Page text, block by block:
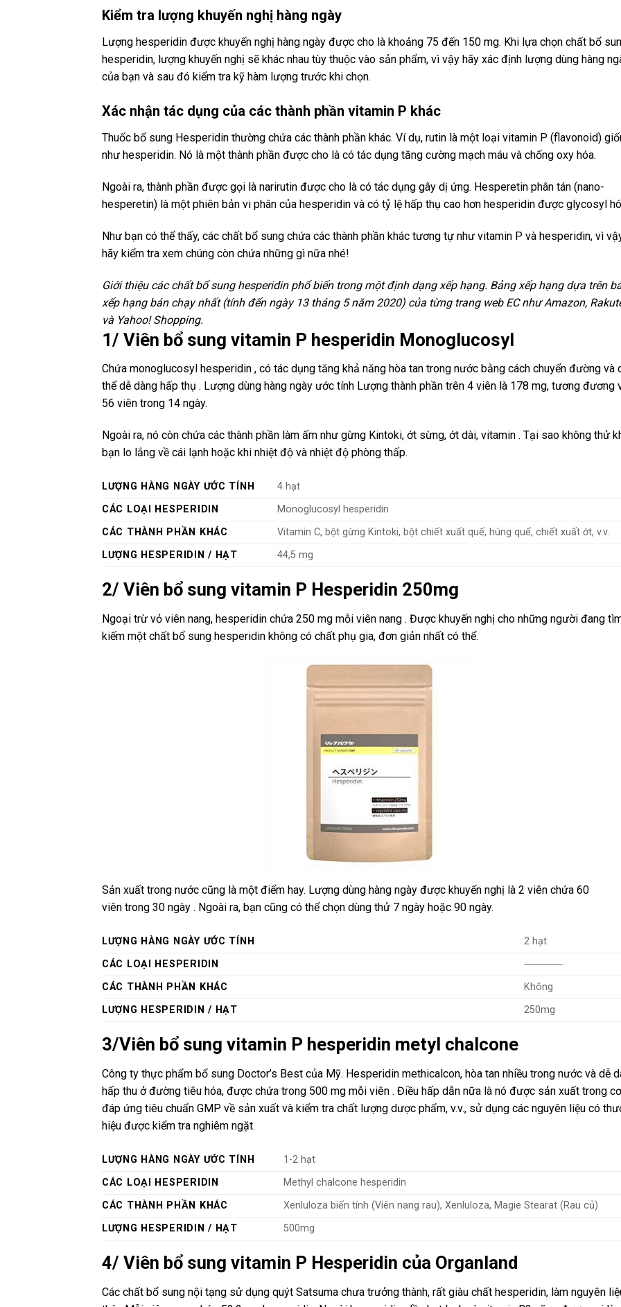
Kiểm tra lượng khuyến nghị hàng ngày
Lượng hesperidin được khuyến nghị hàng ngày được cho là khoảng 75 đến 150 mg. Khi lựa chọn chất bổ
hesperidin, lượng khuyến nghị sẽ khác nhau tùy thuộc vào sản phẩm, vì vậy hãy xác định lượng dùng hàng
của bạn và sau đó kiểm tra kỹ hàm lượng trước khi chọn.
Xác nhận tác dụng của các thành phần vitamin P khác
Thuốc bổ sung Hesperidin thường chứa các thành phần khác. Ví dụ, rutin là một loại vitamin P (flavonoid)
như hesperidin. Nó là một thành phần được cho là có tác dụng tăng cường mạch máu và chống oxy hóa.
Ngoài ra, thành phần được gọi là narirutin được cho là có tác dụng gây dị ứng. Hesperetin phân tán (nano-
hesperetin) là một phiên bản vi phân của hesperidin và có tỷ lệ hấp thụ cao hơn hesperidin được glycosyl
Như bạn có thể thấy, các chất bổ sung chứa các thành phần khác tương tự như vitamin P và hesperidin, vì
hãy kiểm tra xem chúng còn chứa những gì nữa nhé!
Giới thiệu các chất bổ sung hesperidin phổ biến trong một định dạng xếp hạng. Bảng xếp hạng dựa trên
xếp hạng bán chạy nhất (tính đến ngày 13 tháng 5 năm 2020) của từng trang web EC như Amazon,
và Yahoo! Shopping.
1/ Viên bổ sung vitamin P hesperidin Monoglucosyl
Chứa monoglucosyl hesperidin , có tác dụng tăng khả năng hòa tan trong nước bằng cách chuyển đường và
thể dễ dàng hấp thụ . Lượng dùng hàng ngày ước tính Lượng thành phần trên 4 viên là 178 mg, tương đương
56 viên trong 14 ngày.
Ngoài ra, nó còn chứa các thành phần làm ấm như gừng Kintoki, ớt sừng, ớt dài, vitamin . Tại sao không thử
bạn lo lắng về cái lạnh hoặc khi nhiệt độ và nhiệt độ phòng thấp.
LƯỢNG HÀNG NGÀY ƯỚC TÍNH
4 hạt
CÁC LOẠI HESPERIDIN
Monoglucosyl hesperidin
CÁC THÀNH PHẦN KHÁC
Vitamin C, bột gừng Kintoki, bột chiết xuất quế, húng quế, chiết xuất ớt, v.v.
LƯỢNG HESPERIDIN / HẠT
44,5 mg
2/ Viên bổ sung vitamin P Hesperidin 250mg
Ngoại trừ vỏ viên nang, hesperidin chứa 250 mg mỗi viên nang . Được khuyến nghị cho những người đang
kiếm một chất bổ sung hesperidin không có chất phụ gia, đơn giản nhất có thể.
Sản xuất trong nước cũng là một điểm hay. Lượng dùng hàng ngày được khuyến nghị là 2 viên chứa 60
viên trong 30 ngày . Ngoài ra, bạn cũng có thể chọn dùng thử 7 ngày hoặc 90 ngày.
LƯỢNG HÀNG NGÀY ƯỚC TÍNH
2 hạt
CÁC LOẠI HESPERIDIN
――――
CÁC THÀNH PHẦN KHÁC
Không
LƯỢNG HESPERIDIN / HẠT
250mg
3/Viên bổ sung vitamin P hesperidin metyl chalcone
Công ty thực phẩm bổ sung Doctor’s Best của Mỹ. Hesperidin methicalcon, hòa tan nhiều trong nước và dễ
hấp thu ở đường tiêu hóa, được chứa trong 500 mg mỗi viên . Điều hấp dẫn nữa là nó được sản xuất trong
đáp ứng tiêu chuẩn GMP về sản xuất và kiểm tra chất lượng dược phẩm, v.v., sử dụng các nguyên liệu có
hiệu được kiểm tra nghiêm ngặt.
LƯỢNG HÀNG NGÀY ƯỚC TÍNH
1-2 hạt
CÁC LOẠI HESPERIDIN
Methyl chalcone hesperidin
CÁC THÀNH PHẦN KHÁC
Xenluloza biến tính (Viên nang rau), Xenluloza, Magie Stearat (Rau củ)
LƯỢNG HESPERIDIN / HẠT
500mg
4/ Viên bổ sung vitamin P Hesperidin của Organland
Các chất bổ sung nội tạng sử dụng quýt Satsuma chưa trưởng thành, rất giàu chất hesperidin, làm nguyên